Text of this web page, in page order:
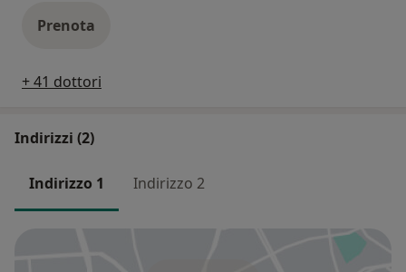
Prenota
+ 41 dottori
Indirizzi (2)
Indirizzo 1 Indirizzo 2